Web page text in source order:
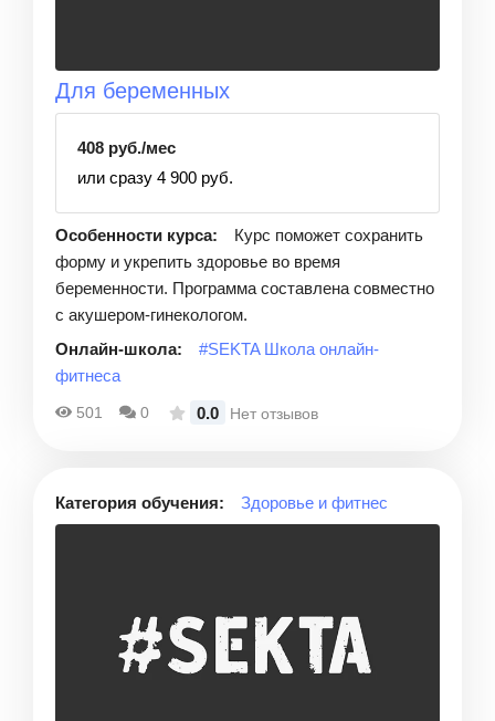
Для беременных
408 руб./мес
или сразу 4 900 руб.
Особенности курса:
Курс поможет сохранить
форму и укрепить здоровье во время
беременности. Программа составлена совместно
с акушером-гинекологом.
Онлайн-школа:
#SEKTA Школа онлайн-
фитнеса
501 0 0.0 Нет отзывов
Категория обучения: Здоровье и фитнес